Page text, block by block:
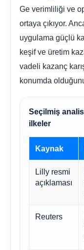
Ge verimliliği ve
ortaya çıkıyor.
uygulama güçlü
keşif ve üretim
vadeli kazanç
konumda
Seçilmiş
ilkeler
Kaynak
Lilly resmi
açıklaması
Reuters